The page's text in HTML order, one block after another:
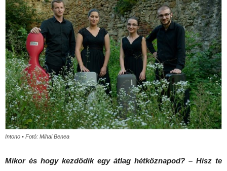
Intono • Fotó: Mihai Benea
Mikor és hogy kezdődik egy átlag hétköznapod? – Hisz te